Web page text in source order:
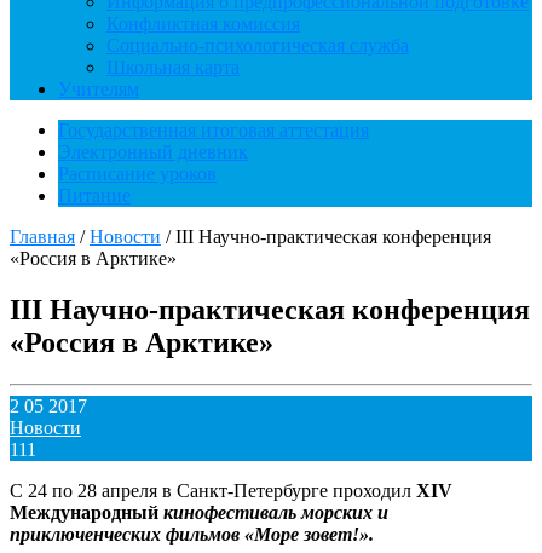
Конфликтная комиссия
Социально-психологическая служба
Школьная карта
Учителям
Государственная итоговая аттестация
Электронный дневник
Расписание уроков
Питание
Главная /Новости /III Научно-практическая конференция
«Россия в Арктике»
III Научно-практическая конференция
«Россия в Арктике»
2 05 2017
Новости
111
С 24 по 28 апреля в Санкт-Петербурге проходил XIV
Международный кинофестиваль морских и
приключенческих фильмов «Море зовет!».